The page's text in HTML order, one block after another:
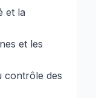
et la
et les
contrôle des